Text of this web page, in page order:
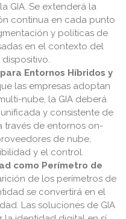
GIA. Se extenderá la
continua en cada punto
y políticas de
en el contexto del
Entornos Híbridos y
las empresas adoptan
nube, la GIA deberá
y consistente de
través de entornos on-
de nube,
y el control.
como Perímetro de
de los perímetros de
se convertirá en el
Las soluciones de GIA